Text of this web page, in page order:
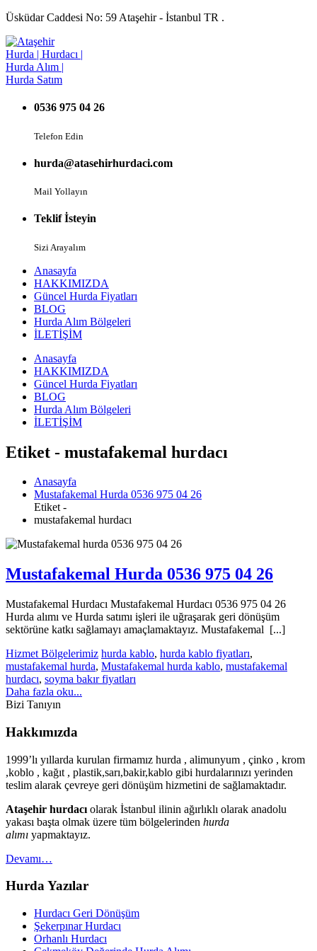
Üsküdar Caddesi No: 59 Ataşehir - İstanbul TR .
0536 975 04 26
Telefon Edin
hurda@atasehirhurdaci.com
Mail Yollayın
Teklif İsteyin
Sizi Arayalım
Anasayfa
HAKKIMIZDA
Güncel Hurda Fiyatları
BLOG
Hurda Alım Bölgeleri
İLETİŞİM
Anasayfa
HAKKIMIZDA
Güncel Hurda Fiyatları
BLOG
Hurda Alım Bölgeleri
İLETİŞİM
Etiket - mustafakemal hurdacı
Anasayfa
Mustafakemal Hurda 0536 975 04 26
Etiket -
mustafakemal hurdacı
Mustafakemal Hurda 0536 975 04 26
Mustafakemal Hurdacı Mustafakemal Hurdacı 0536 975 04 26
Hurda alımı ve Hurda satımı işleri ile uğraşarak geri dönüşüm
sektörüne katkı sağlamayı amaçlamaktayız. Mustafakemal [...]
Hizmet Bölgelerimiz hurda kablo, hurda kablo fiyatları,
mustafakemal hurda, Mustafakemal hurda kablo, mustafakemal
hurdacı, soyma bakır fiyatları
Daha fazla oku...
Bizi Tanıyın
Hakkımızda
1999’lı yıllarda kurulan firmamız hurda , alimunyum , çinko , krom
,koblo , kağıt , plastik,sarı,bakir,kablo gibi hurdalarınızı yerinden
teslim alarak çevreye geri dönüşüm hizmetini de sağlamaktadır.
Ataşehir hurdacı olarak İstanbul ilinin ağırlıklı olarak anadolu
yakası başta olmak üzere tüm bölgelerinden hurda
alımı yapmaktayız.
Devamı…
Hurda Yazılar
Hurdacı Geri Dönüşüm
Şekerpınar Hurdacı
Orhanlı Hurdacı